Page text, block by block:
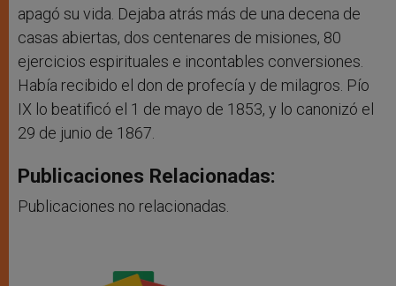
apagó su vida. Dejaba atrás más de una decena de
casas abiertas, dos centenares de misiones, 80
ejercicios espirituales e incontables conversiones.
Había recibido el don de profecía y de milagros. Pío
IX lo beatificó el 1 de mayo de 1853, y lo canonizó el
29 de junio de 1867.
Publicaciones Relacionadas:
Publicaciones no relacionadas.